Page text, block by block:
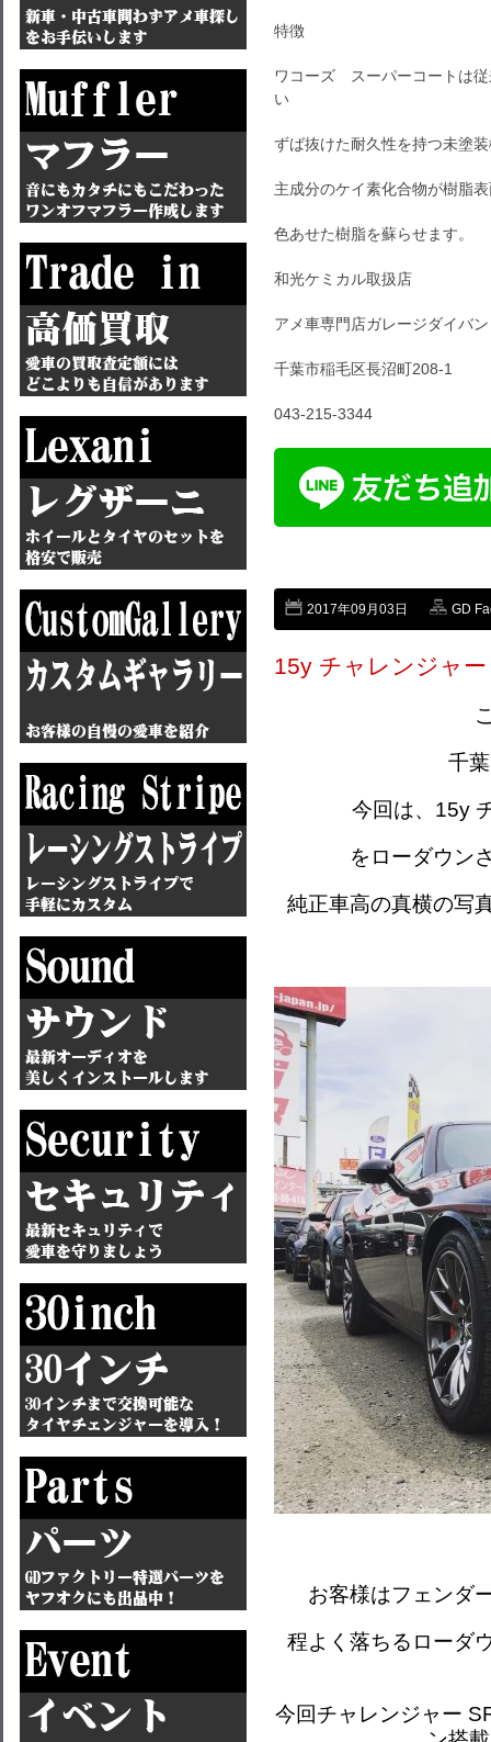
特徴
ワコーズ スーパーコートは
い
ずば抜けた耐久性を持つ未塗
主成分のケイ素化合物が樹脂
色あせた樹脂を蘇らせます。
和光ケミカル取扱店
アメ車専門店ガレージダイバ
千葉市稲毛区長沼町208-1
043-215-3344
2017年09月03日 GD
15y チャレンジャ
千
今回は、15y
をローダウン
純正車高の真横の写
お客様はフェンダ
程よく落ちるローダ
今回チャレンジャー